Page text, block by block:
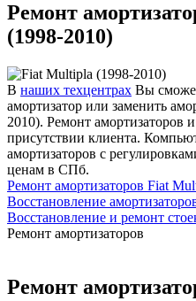
Ремонт
(1998-2010)
В наших техцентрах Вы
амортизатор или заменить
2010). Ремонт амортизаторов
присутствии клиента.
амортизаторов с
ценам в СПб.
Ремонт амортизаторов Fiat
Восстановление
Восстановление и ремонт
Ремонт амортизаторов
Ремонт